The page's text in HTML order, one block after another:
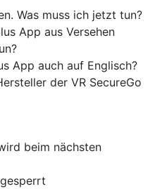
Was muss ich jetzt tun?
App aus Versehen
App auch auf Englisch?
der VR SecureGo
beim nächsten